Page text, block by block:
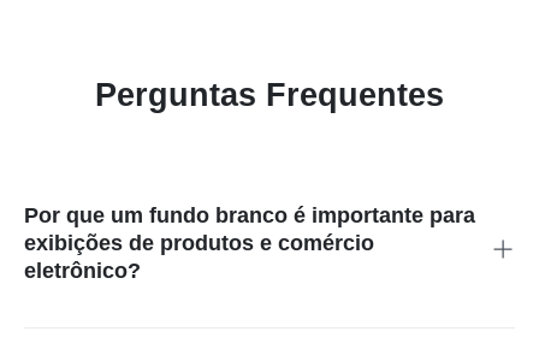
Perguntas Frequentes
Por que um fundo branco é importante para
exibições de produtos e comércio
eletrônico?